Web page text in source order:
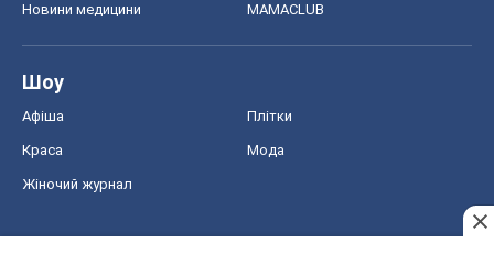
Новини медицини MAMACLUB
Шоу
Афіша Плітки
Краса Мода
Жіночий журнал